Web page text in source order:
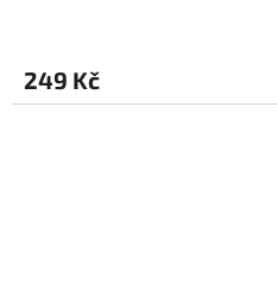
249 Kč